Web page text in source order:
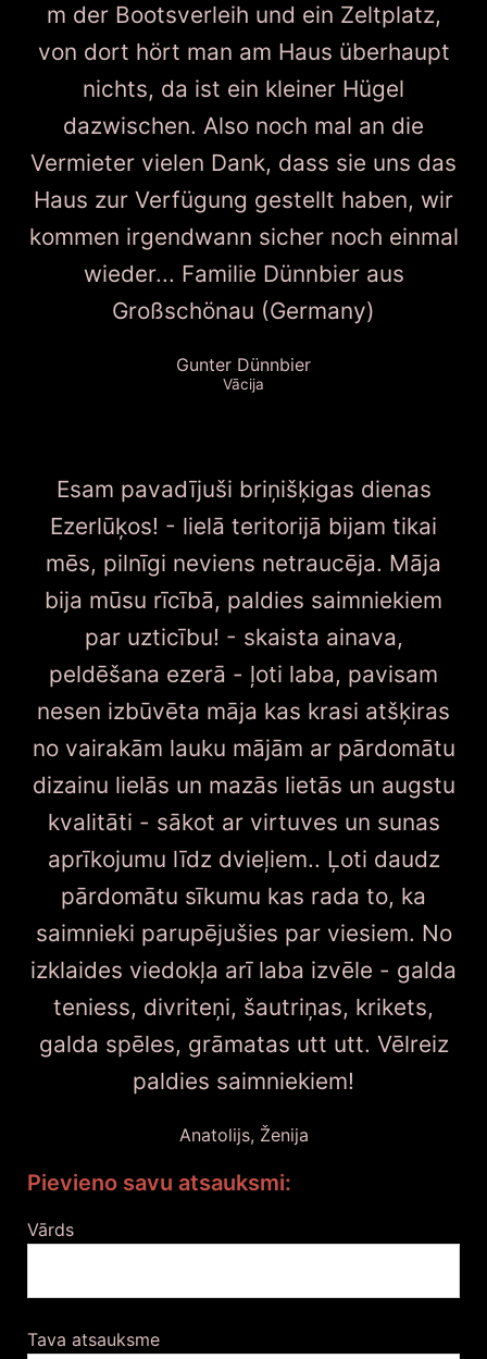
m der Bootsverleih und ein Zeltplatz,
von dort hört man am Haus überhaupt
nichts, da ist ein kleiner Hügel
dazwischen. Also noch mal an die
Vermieter vielen Dank, dass sie uns das
Haus zur Verfügung gestellt haben, wir
kommen irgendwann sicher noch einmal
wieder... Familie Dünnbier aus
Großschönau (Germany)
Gunter Dünnbier
Vācija
Esam pavadījuši briņišķigas dienas
Ezerlūķos! - lielā teritorijā bijam tikai
mēs, pilnīgi neviens netraucēja. Māja
bija mūsu rīcībā, paldies saimniekiem
par uzticību! - skaista ainava,
peldēšana ezerā - ļoti laba, pavisam
nesen izbūvēta māja kas krasi atšķiras
no vairakām lauku mājām ar pārdomātu
dizainu lielās un mazās lietās un augstu
kvalitāti - sākot ar virtuves un sunas
aprīkojumu līdz dvieļiem.. Ļoti daudz
pārdomātu sīkumu kas rada to, ka
saimnieki parupējušies par viesiem. No
izklaides viedokļa arī laba izvēle - galda
teniess, divriteņi, šautriņas, krikets,
galda spēles, grāmatas utt utt. Vēlreiz
paldies saimniekiem!
Anatolijs, Ženija
Pievieno savu atsauksmi:
Vārds
Tava atsauksme